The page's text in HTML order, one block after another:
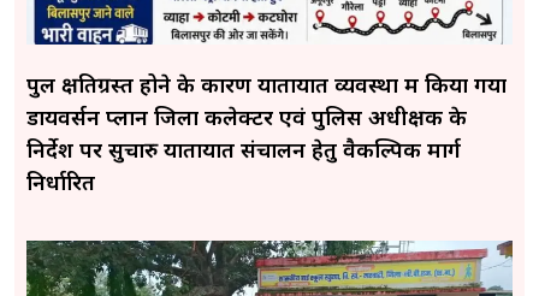
पुल क्षतिग्रस्त होने के कारण यातायात व्यवस्था में किया गया
डायवर्सन प्लान जिला कलेक्टर एवं पुलिस अधीक्षक के
निर्देश पर सुचारु यातायात संचालन हेतु वैकल्पिक मार्ग
निर्धारित